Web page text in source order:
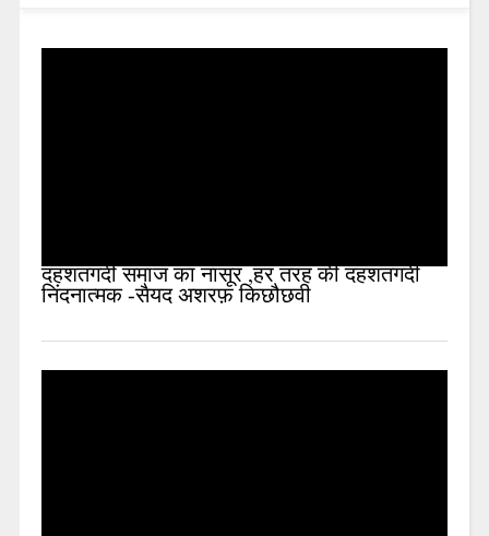
दहशतगर्दी समाज का नासूर ,हर तरह की दहशतगर्दी
निंदनात्मक -सैयद अशरफ़ किछौछवी